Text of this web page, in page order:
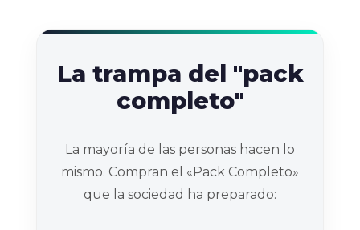
La trampa del "pack
completo"
La mayoría de las personas hacen lo
mismo. Compran el «Pack Completo»
que la sociedad ha preparado: